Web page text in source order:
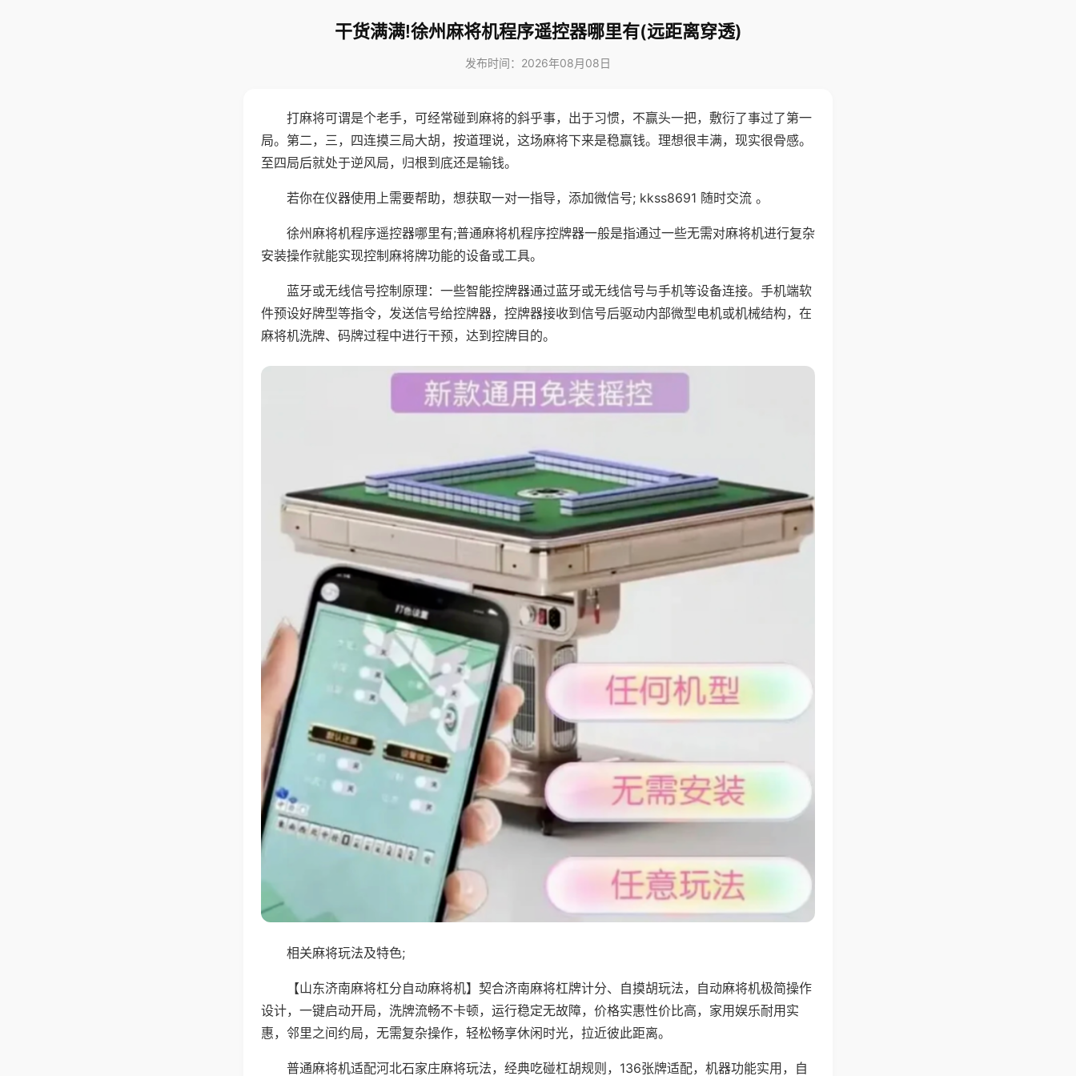
干货满满!徐州麻将机程序遥控器哪里有(远距离穿透)
发布时间：2026年08月08日
打麻将可谓是个老手，可经常碰到麻将的斜乎事，出于习惯，不赢头一把，敷衍了事过了第一
局。第二，三，四连摸三局大胡，按道理说，这场麻将下来是稳赢钱。理想很丰满，现实很骨感。
至四局后就处于逆风局，归根到底还是输钱。
若你在仪器使用上需要帮助，想获取一对一指导，添加微信号; kkss8691 随时交流 。
徐州麻将机程序遥控器哪里有;普通麻将机程序控牌器一般是指通过一些无需对麻将机进行复杂
安装操作就能实现控制麻将牌功能的设备或工具。
蓝牙或无线信号控制原理：一些智能控牌器通过蓝牙或无线信号与手机等设备连接。手机端软
件预设好牌型等指令，发送信号给控牌器，控牌器接收到信号后驱动内部微型电机或机械结构，在
麻将机洗牌、码牌过程中进行干预，达到控牌目的。
相关麻将玩法及特色;
【山东济南麻将杠分自动麻将机】契合济南麻将杠牌计分、自摸胡玩法，自动麻将机极简操作
设计，一键启动开局，洗牌流畅不卡顿，运行稳定无故障，价格实惠性价比高，家用娱乐耐用实
惠，邻里之间约局，无需复杂操作，轻松畅享休闲时光，拉近彼此距离。
普通麻将机适配河北石家庄麻将玩法，经典吃碰杠胡规则，136张牌适配，机器功能实用，自